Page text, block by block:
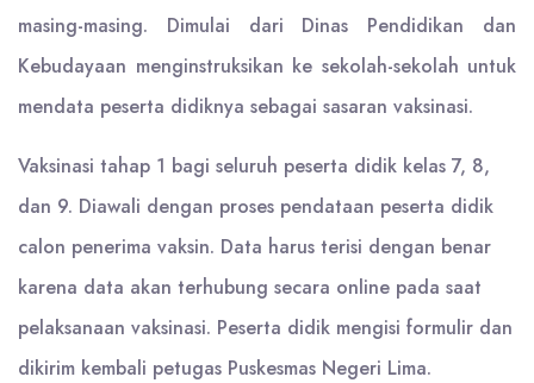
masing-masing. Dimulai dari Dinas Pendidikan dan
Kebudayaan menginstruksikan ke sekolah-sekolah untuk
mendata peserta didiknya sebagai sasaran vaksinasi.
Vaksinasi tahap 1 bagi seluruh peserta didik kelas 7, 8,
dan 9. Diawali dengan proses pendataan peserta didik
calon penerima vaksin. Data harus terisi dengan benar
karena data akan terhubung secara online pada saat
pelaksanaan vaksinasi. Peserta didik mengisi formulir dan
dikirim kembali petugas Puskesmas Negeri Lima.